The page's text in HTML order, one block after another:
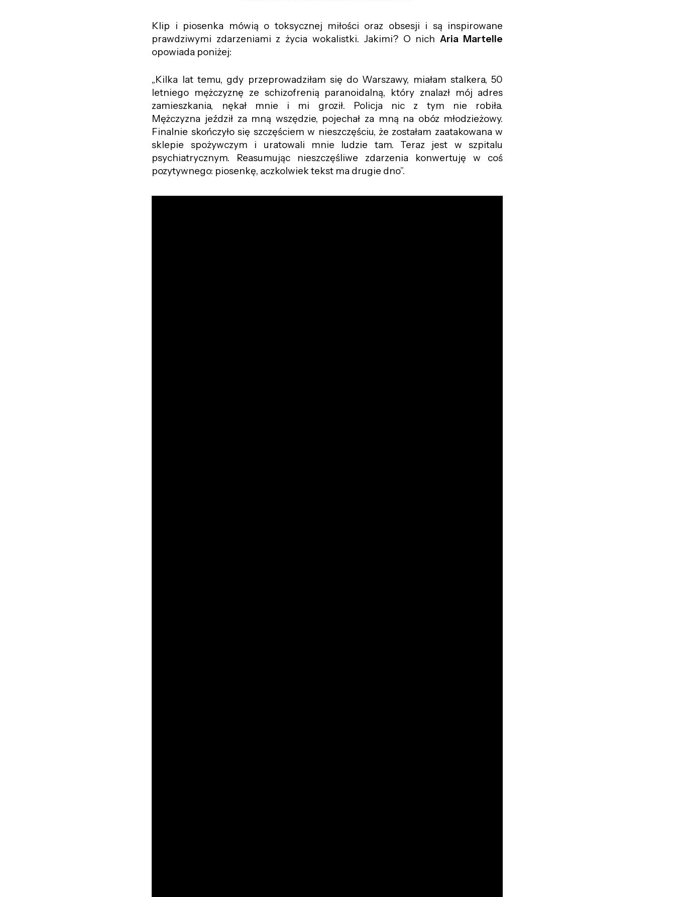
Klip i piosenka mówią o toksycznej miłości oraz obsesji i są inspirowane
prawdziwymi zdarzeniami z życia wokalistki. Jakimi? O nich Aria Martelle
opowiada poniżej:
„Kilka lat temu, gdy przeprowadziłam się do Warszawy, miałam stalkera, 50
letniego mężczyznę ze schizofrenią paranoidalną, który znalazł mój adres
zamieszkania, nękał mnie i mi groził. Policja nic z tym nie robiła.
Mężczyzna jeździł za mną wszędzie, pojechał za mną na obóz młodzieżowy.
Finalnie skończyło się szczęściem w nieszczęściu, że zostałam zaatakowana w
sklepie spożywczym i uratowali mnie ludzie tam. Teraz jest w szpitalu
psychiatrycznym. Reasumując nieszczęśliwe zdarzenia konwertuję w coś
pozytywnego: piosenkę, aczkolwiek tekst ma drugie dno”.